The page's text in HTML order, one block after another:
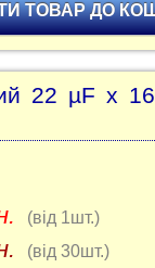
ТОВАР ДО
22 µF x
(від 1шт.)
(від 30шт.)